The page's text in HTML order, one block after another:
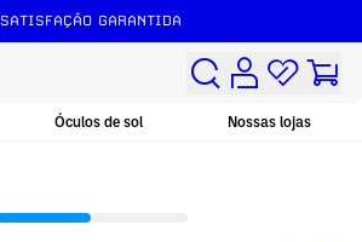
SATISFAÇÃO GARANTIDA
Óculos de sol Nossas lojas